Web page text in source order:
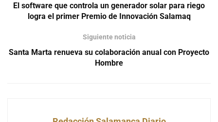
El software que controla un generador solar para riego
logra el primer Premio de Innovación Salamaq
Siguiente noticia
Santa Marta renueva su colaboración anual con Proyecto
Hombre